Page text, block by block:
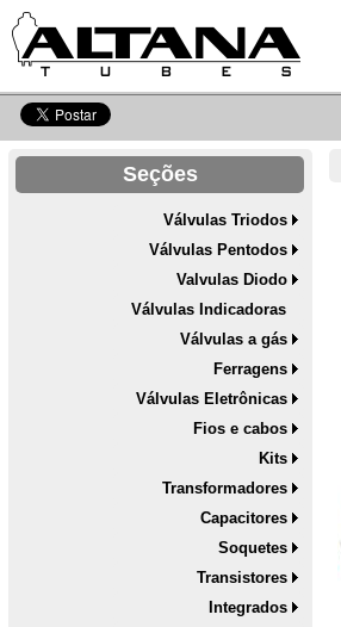
Seções
Válvulas Triodos
Válvulas Pentodos
Valvulas Diodo
Válvulas Indicadoras
Válvulas a gás
Ferragens
Válvulas Eletrônicas
Fios e cabos
Kits
Transformadores
Capacitores
Soquetes
Transistores
Integrados